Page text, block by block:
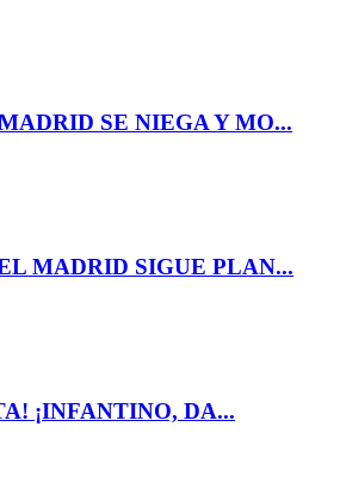
SE NIEGA Y MO...
MADRID SIGUE PLAN...
¡INFANTINO, DA...